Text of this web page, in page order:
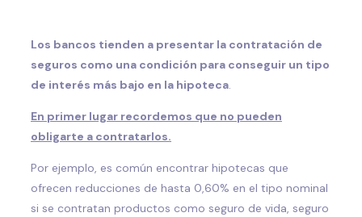
Los bancos tienden a presentar la contratación de
seguros como una condición para conseguir un tipo
de interés más bajo en la hipoteca.
En primer lugar recordemos que no pueden
obligarte a contratarlos.
Por ejemplo, es común encontrar hipotecas que
ofrecen reducciones de hasta 0,60% en el tipo nominal
si se contratan productos como seguro de vida, seguro